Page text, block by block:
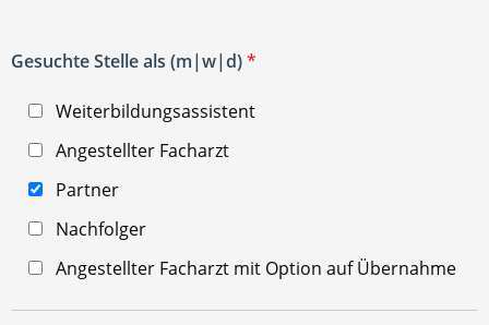
Gesuchte Stelle als (m|w|d)*
Weiterbildungsassistent
Angestellter Facharzt
Partner
Nachfolger
Angestellter Facharzt mit Option auf Übernahme